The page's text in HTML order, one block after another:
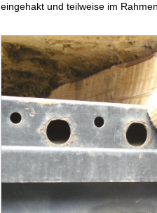
eingehakt und teilweise im